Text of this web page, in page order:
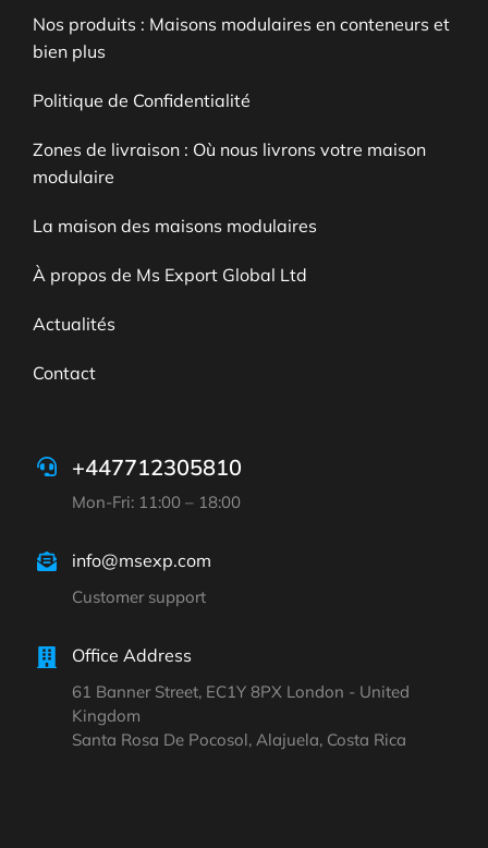
Nos produits : Maisons modulaires en conteneurs et
bien plus
Politique de Confidentialité
Zones de livraison : Où nous livrons votre maison
modulaire
La maison des maisons modulaires
À propos de Ms Export Global Ltd
Actualités
Contact
+447712305810
Mon-Fri: 11:00 – 18:00
info@msexp.com
Customer support
Office Address
61 Banner Street, EC1Y 8PX London - United
Kingdom
Santa Rosa De Pocosol, Alajuela, Costa Rica